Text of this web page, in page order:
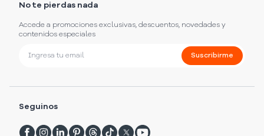
No te pierdas nada
Accede a promociones exclusivas, descuentos, novedades y
contenidos especiales
Suscribirme
Seguinos